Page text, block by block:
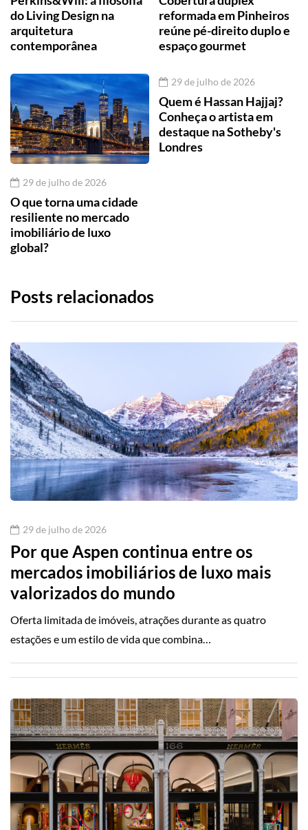
do Living Design na
arquitetura
contemporânea
reformada em Pinheiros
reúne pé-direito duplo e
espaço gourmet
29 de julho de 2026
O que torna uma cidade
resiliente no mercado
imobiliário de luxo
global?
29 de julho de 2026
Quem é Hassan Hajjaj?
Conheça o artista em
destaque na Sotheby's
Londres
Posts relacionados
29 de julho de 2026
Por que Aspen continua entre os
mercados imobiliários de luxo mais
valorizados do mundo
Oferta limitada de imóveis, atrações durante as quatro
estações e um estilo de vida que combina…